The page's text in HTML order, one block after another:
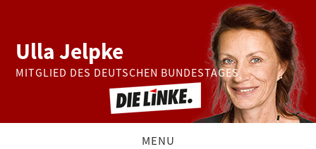
Ulla Jelpke
MITGLIED DES DEUTSCHEN BUNDESTAGES
MENU